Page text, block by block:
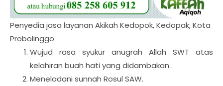
Penyedia jasa layanan Akikah Kedopok, Kedopak, Kota
Probolinggo
Wujud rasa syukur anugrah Allah SWT atas
kelahiran buah hati yang didambakan .
Meneladani sunnah Rosul SAW.